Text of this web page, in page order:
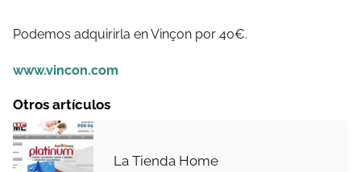
Podemos adquirirla en Vinçon por 40€.
www.vincon.com
Otros artículos
La Tienda Home